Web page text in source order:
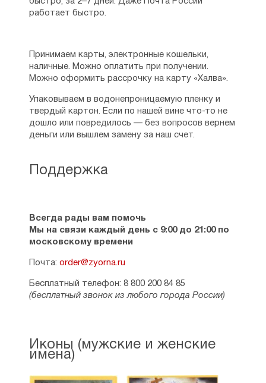
Поддержка
Всегда рады вам помочь
Мы на связи каждый день с 9:00 до 21:00 по
московскому времени
Почта: order@zyorna.ru
Бесплатный телефон: 8 800 200 84 85
(бесплатный звонок из любого города России)
работает быстро.
Принимаем карты, электронные кошельки,
наличные. Можно оплатить при получении.
Можно оформить рассрочку на карту «Халва».
Упаковываем в водонепроницаемую пленку и
твердый картон. Если по нашей вине что-то не
дошло или повредилось — без вопросов вернем
деньги или вышлем замену за наш счет.
Иконы (мужские и женские
имена)